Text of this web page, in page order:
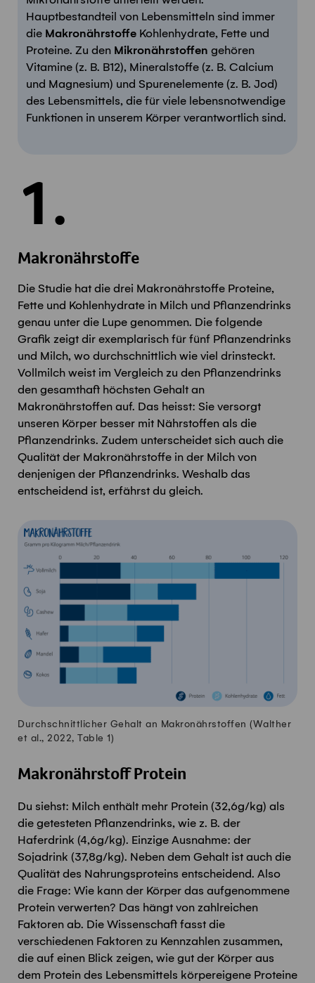
Hauptbestandteil von Lebensmitteln sind immer
die Makronährstoffe Kohlenhydrate, Fette und
Proteine. Zu den Mikronährstoffen gehören
Vitamine (z. B. B12), Mineralstoffe (z. B. Calcium
und Magnesium) und Spurenelemente (z. B. Jod)
des Lebensmittels, die für viele lebensnotwendige
Funktionen in unserem Körper verantwortlich sind.
1.
Makronährstoffe
Die Studie hat die drei Makronährstoffe Proteine,
Fette und Kohlenhydrate in Milch und Pflanzendrinks
genau unter die Lupe genommen. Die folgende
Grafik zeigt dir exemplarisch für fünf Pflanzendrinks
und Milch, wo durchschnittlich wie viel drinsteckt.
Vollmilch weist im Vergleich zu den Pflanzendrinks
den gesamthaft höchsten Gehalt an
Makronährstoffen auf. Das heisst: Sie versorgt
unseren Körper besser mit Nährstoffen als die
Pflanzendrinks. Zudem unterscheidet sich auch die
Qualität der Makronährstoffe in der Milch von
denjenigen der Pflanzendrinks. Weshalb das
entscheidend ist, erfährst du gleich.
Durchschnittlicher Gehalt an Makronährstoffen (Walther
et al., 2022, Table 1)
Makronährstoff Protein
Du siehst: Milch enthält mehr Protein (32,6g/kg) als
die getesteten Pflanzendrinks, wie z. B. der
Haferdrink (4,6g/kg). Einzige Ausnahme: der
Sojadrink (37,8g/kg). Neben dem Gehalt ist auch die
Qualität des Nahrungsproteins entscheidend. Also
die Frage: Wie kann der Körper das aufgenommene
Protein verwerten? Das hängt von zahlreichen
Faktoren ab. Die Wissenschaft fasst die
verschiedenen Faktoren zu Kennzahlen zusammen,
die auf einen Blick zeigen, wie gut der Körper aus
dem Protein des Lebensmittels körpereigene Proteine